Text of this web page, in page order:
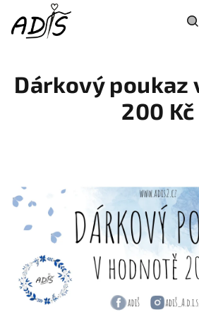
obsah
Dárkový poukaz
200 Kč